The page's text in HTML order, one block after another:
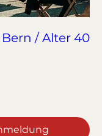
/ Alter 40